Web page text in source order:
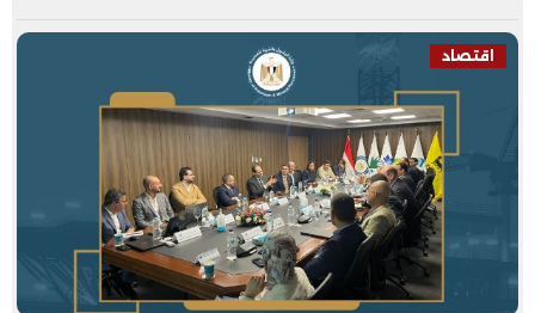
اقتصاد